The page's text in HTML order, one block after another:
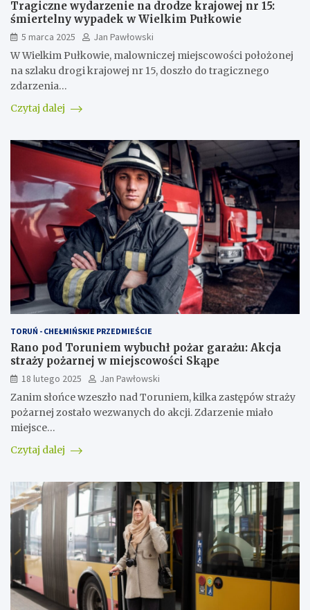
Tragiczne wydarzenie na drodze krajowej nr 15:
śmiertelny wypadek w Wielkim Pułkowie
5 marca 2025
Jan Pawłowski
W Wielkim Pułkowie, malowniczej miejscowości położonej
na szlaku drogi krajowej nr 15, doszło do tragicznego
zdarzenia…
Czytaj dalej
TORUŃ - CHEŁMIŃSKIE PRZEDMIEŚCIE
Rano pod Toruniem wybuchł pożar garażu: Akcja
straży pożarnej w miejscowości Skąpe
18 lutego 2025
Jan Pawłowski
Zanim słońce wzeszło nad Toruniem, kilka zastępów straży
pożarnej zostało wezwanych do akcji. Zdarzenie miało
miejsce…
Czytaj dalej